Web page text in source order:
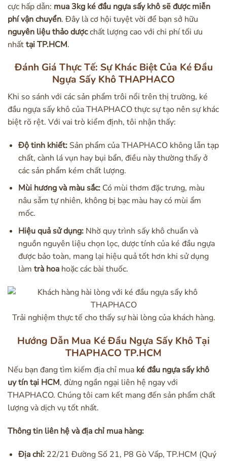
cực hấp dẫn: mua 3kg ké đầu ngựa sấy khô sẽ được miễn
phí vận chuyển. Đây là cơ hội tuyệt vời để bạn sở hữu
nguyên liệu thảo dượcchất lượng cao với chi phí tối ưu
nhấttại TP.HCM.
Đánh Giá Thực Tế: Sự Khác Biệt Của Ké Đầu
Ngựa Sấy Khô THAPHACO
Khi so sánh với các sản phẩm trôi nổi trên thị trường, ké
đầu ngựa sấy khô của THAPHACO thực sự tạo nên sự khác
biệt rõ rệt. Với vai trò kiểm định, tôi nhận thấy:
Độ tinh khiết:Sản phẩm của THAPHACO không lẫn tạp
chất, cành lá vụn hay bụi bẩn, điều này thường thấy ở
các sản phẩm kém chất lượng.
Mùi hương và màu sắc:Có mùi thơm đặc trưng, màu
nâu sẫm tự nhiên, không bị bạc màu hay có mùi ẩm
mốc.
Hiệu quả sử dụng:Nhờ quy trình sấy khô chuẩn và
nguồn nguyên liệu chọn lọc, dược tính của ké đầu ngựa
được bảo toàn, mang lại hiệu quả tốt hơn khi sử dụng
làm trà hoahoặc các bài thuốc.
Trải nghiệm thực tế cho thấy sự hài lòng của khách hàng.
Hướng Dẫn Mua Ké Đầu Ngựa Sấy Khô Tại
THAPHACO TP.HCM
Nếu bạn đang tìm kiếm địa chỉ mua ké đầu ngựa sấy khô
uy tín tại HCM, đừng ngần ngại liên hệ ngay với
THAPHACO. Chúng tôi cam kết mang đến sản phẩm chất
lượng và dịch vụ tốt nhất.
Thông tin liên hệ và địa chỉ mua hàng:
Địa chỉ:22/21 Đường Số 21, P8 Gò Vấp, TP.HCM (Quý